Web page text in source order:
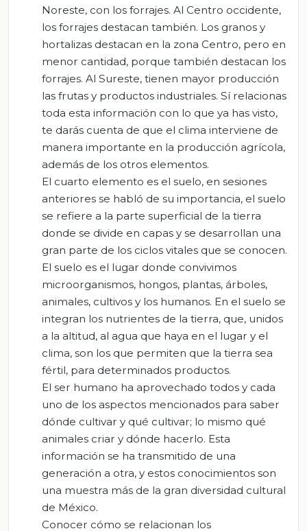
Noreste, con los forrajes. Al Centro occidente,
los forrajes destacan también. Los granos y
hortalizas destacan en la zona Centro, pero en
menor cantidad, porque también destacan los
forrajes. Al Sureste, tienen mayor producción
las frutas y productos industriales. Sí relacionas
toda esta información con lo que ya has visto,
te darás cuenta de que el clima interviene de
manera importante en la producción agrícola,
además de los otros elementos.
El cuarto elemento es el suelo, en sesiones
anteriores se habló de su importancia, el suelo
se refiere a la parte superficial de la tierra
donde se divide en capas y se desarrollan una
gran parte de los ciclos vitales que se conocen.
El suelo es el lugar donde convivimos
microorganismos, hongos, plantas, árboles,
animales, cultivos y los humanos. En el suelo se
integran los nutrientes de la tierra, que, unidos
a la altitud, al agua que haya en el lugar y el
clima, son los que permiten que la tierra sea
fértil, para determinados productos.
El ser humano ha aprovechado todos y cada
uno de los aspectos mencionados para saber
dónde cultivar y qué cultivar; lo mismo qué
animales criar y dónde hacerlo. Esta
información se ha transmitido de una
generación a otra, y estos conocimientos son
una muestra más de la gran diversidad cultural
de México.
Conocer cómo se relacionan los